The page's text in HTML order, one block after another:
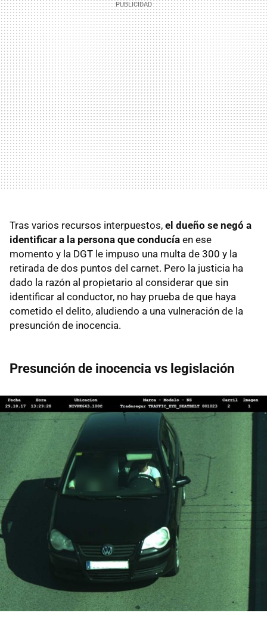
Tras varios recursos interpuestos, el dueño se negó a
identificar a la persona que conducía en ese
momento y la DGT le impuso una multa de 300 y la
retirada de dos puntos del carnet. Pero la justicia ha
dado la razón al propietario al considerar que sin
identificar al conductor, no hay prueba de que haya
cometido el delito, aludiendo a una vulneración de la
presunción de inocencia.
Presunción de inocencia vs legislación